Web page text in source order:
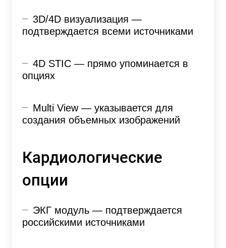
3D/4D визуализация —
подтверждается всеми источниками
4D STIC — прямо упоминается в
опциях
Multi View — указывается для
создания объемных изображений
Кардиологические
опции
ЭКГ модуль — подтверждается
российскими источниками